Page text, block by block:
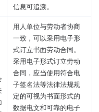
信息可追溯。
用人单位与劳动者协商
一致，可以采用电子形
式订立书面劳动合同。
采用电子形式订立劳动
合同，应当使用符合电
子签名法等法律法规规
定的可视为书面形式的
数据电文和可靠的电子